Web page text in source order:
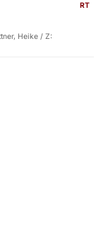
RT
Heike / Z: